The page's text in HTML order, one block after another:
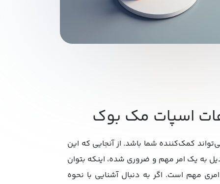
هات اسپات مک بوک
کمک‌کننده شما باشد. از آنجایی که این
به یک امر مهم و ضروری شده، اینکه بتوان
مهم است. اگر به دنبال آشنایی با نحوه